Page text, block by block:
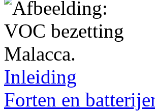
Inleiding
Forten en